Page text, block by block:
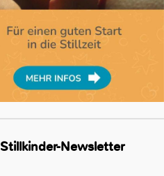
Stillkinder-Newsletter